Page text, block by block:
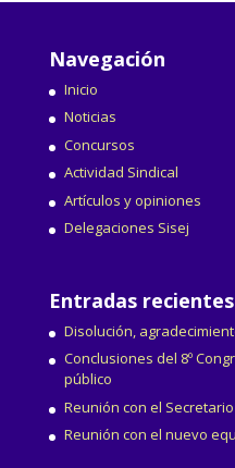
Navegación
Inicio
Noticias
Concursos
Actividad Sindical
Artículos y opiniones
Delegaciones Sisej
Entradas recientes
Disolución,
Conclusiones del 8º
público
Reunión con el
Reunión con el nuevo